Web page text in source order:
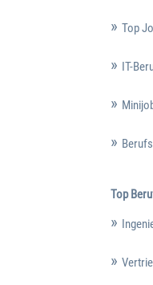
Top
IT-
Top